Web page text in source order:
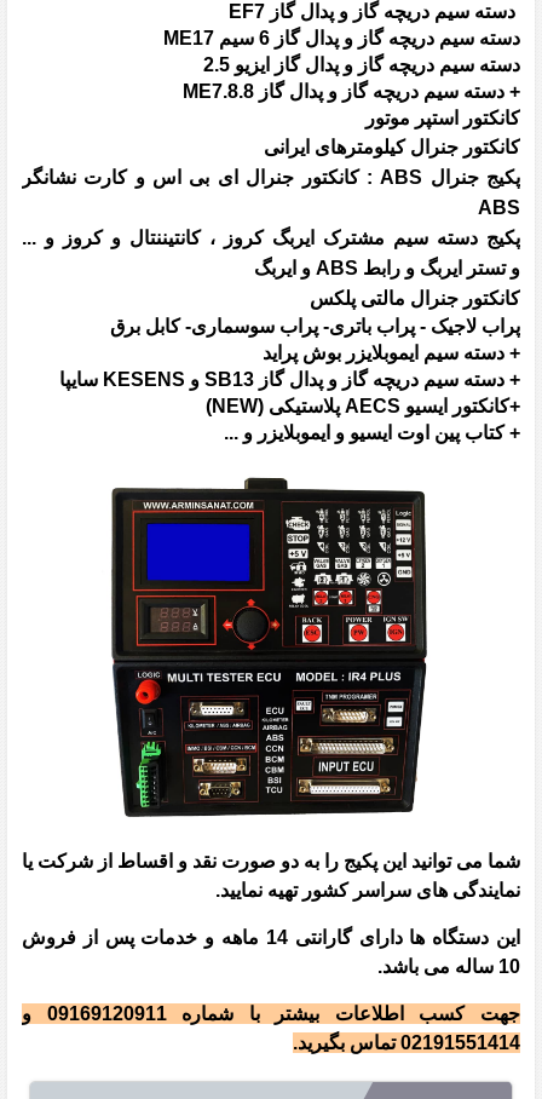
دسته سیم دریچه گاز و پدال گاز EF7
دسته سیم دریچه گاز و پدال گاز 6 سیم ME17
دسته سیم دریچه گاز و پدال گاز ایزیو 2.5
+ دسته سیم دریچه گاز و پدال گاز ME7.8.8
کانکتور استپر موتور
کانکتور جنرال کیلومترهای ایرانی
پکیج جنرال ABS : کانکتور جنرال ای بی اس و
کارت نشانگر
ABS
پکیج دسته سیم مشترک ایربگ کروز ، کانتیننتال و کروز و ...
وتستر ایربگ و رابط ABS و ایربگ
کانکتور جنرال مالتی پلکس
پراب لاجیک - پراب باتری- پراب سوسماری- کابل برق
+ دسته سیم ایموبلایزر بوش پراید
+ دسته سیم دریچه گاز و پدال گاز SB13 و KESENS سایپا
+کانکتور ایسیو AECS پلاستیکی (NEW)
+ کتاب پین اوت ایسیو و ایموبلایزر و ...
شما می توانید این پکیج را به دو صورت نقد و اقساط از شرکت یا
نمایندگی های سراسر کشور تهیه نمایید.
این دستگاه ها دارای گارانتی 14 ماهه و خدمات پس از فروش
10 ساله می باشد.
جهت کسب اطلاعات بیشتر با شماره 09169120911 و
02191551414 تماس بگیرید.